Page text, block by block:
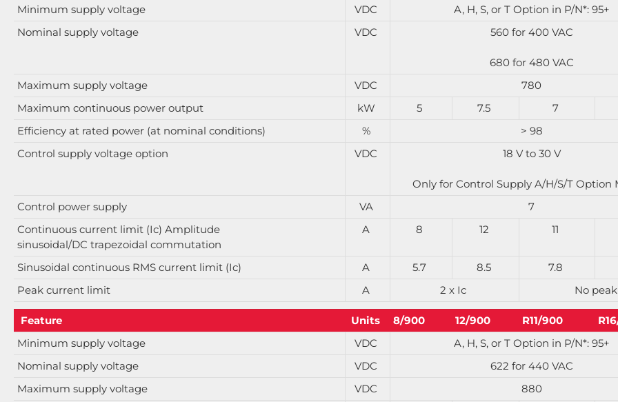
Minimum supply voltage
VDC
A, H, S, or T Option in P/N*: 95+
Nominal supply voltage
VDC 560 for 400 VAC
680 for 480 VAC
Maximum supply voltage
VDC
780
Maximum continuous power output
kW 5 7.5 7
Efficiency at rated power (at nominal conditions)
%
> 98
Control supply voltage option
VDC 18 V to 30 V
Only for Control Supply A/H/S/T Option
Control power supply
VA
7
Continuous current limit (Ic) Amplitude
sinusoidal/DC trapezoidal commutation
A 8 12 11
Sinusoidal continuous RMS current limit (Ic) A 5.7 8.5 7.8
Peak current limit
A 2 x Ic No peak
Feature Units 8/900 12/900 R11/900
Minimum supply voltage
VDC
A, H, S, or T Option in P/N*: 95+
Nominal supply voltage
VDC
622 for 440 VAC
Maximum supply voltage
VDC
880